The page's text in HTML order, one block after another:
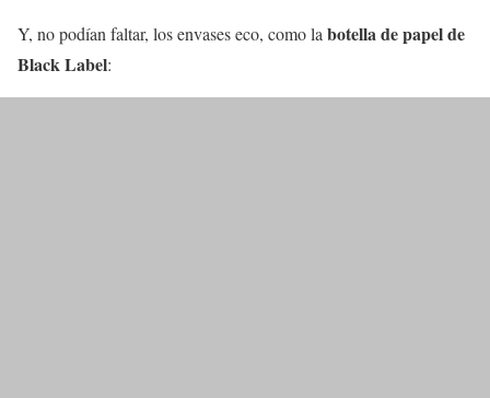
Y, no podían faltar, los envases eco, como la botella de papel de
Black Label: